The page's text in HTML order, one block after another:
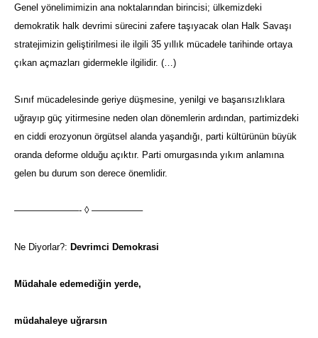
Genel yönelimimizin ana noktalarından birincisi; ülkemizdeki
demokratik halk devrimi sürecini zafere taşıyacak olan Halk Savaşı
stratejimizin geliştirilmesi ile ilgili 35 yıllık mücadele tarihinde ortaya
çıkan açmazları gidermekle ilgilidir. (…)
Sınıf mücadelesinde geriye düşmesine, yenilgi ve başarısızlıklara
uğrayıp güç yitirmesine neden olan dönemlerin ardından, partimizdeki
en ciddi erozyonun örgütsel alanda yaşandığı, parti kültürünün büyük
oranda deforme olduğu açıktır. Parti omurgasında yıkım anlamına
gelen bu durum son derece önemlidir.
———————- ◊ —————–
Ne Diyorlar?: Devrimci Demokrasi
Müdahale edemediğin yerde,
müdahaleye uğrarsın